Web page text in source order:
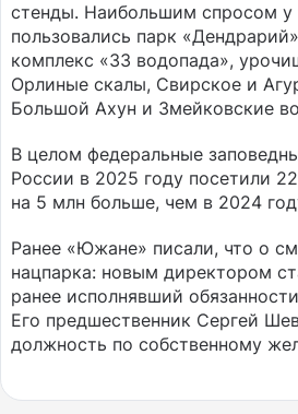
стенды. Наибольшим спросом у
пользовались парк
комплекс «33 водопада»,
Орлиные скалы, Свирское и
Большой Ахун и Змейковские
В целом федеральные
России в 2025 году посетили
на 5 млн больше, чем в 2024
Ранее «Южане» писали, что о
нацпарка: новым директором
ранее исполнявший
Его предшественник Сергей
должность по собственному